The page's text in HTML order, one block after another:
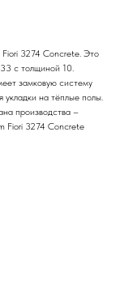
3274 Concrete. Это
с толщиной 10.
замковую систему
укладки на тёплые полы.
производства –
Fiori 3274 Concrete